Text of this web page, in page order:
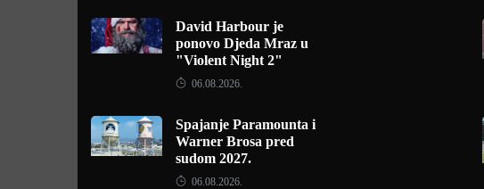
David Harbour je
ponovo Djeda Mraz u
"Violent Night 2"
06.08.2026.
Spajanje Paramounta i
Warner Brosa pred
sudom 2027.
06.08.2026.